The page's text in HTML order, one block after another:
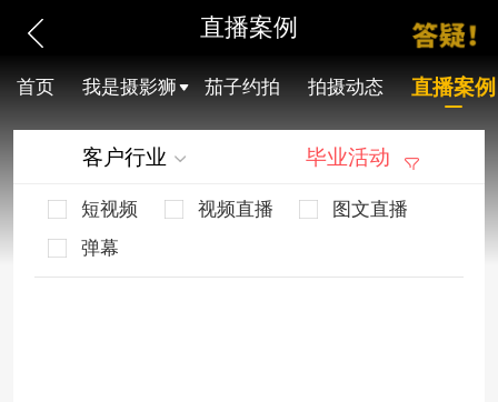
直播案例
首页 我是摄影狮 茄子约拍 拍摄动态 直播案例
客户行业 毕业活动
短视频 视频直播
图文直播
弹幕